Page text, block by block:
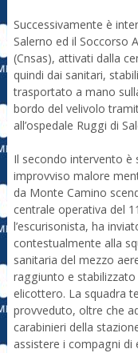
Successivamente è
Salerno ed il Soccorso
(Cnsas), attivati dalla
quindi dai sanitari,
trasportato a mano
bordo del velivolo
all’ospedale Ruggi di
Il secondo intervento
improvviso malore
da Monte Camino
centrale operativa del
l’escurisonista, ha
contestualmente alla
sanitaria del mezzo
raggiunto e
elicottero. La squadra
provveduto, oltre che
carabinieri della
assistere i compagni di